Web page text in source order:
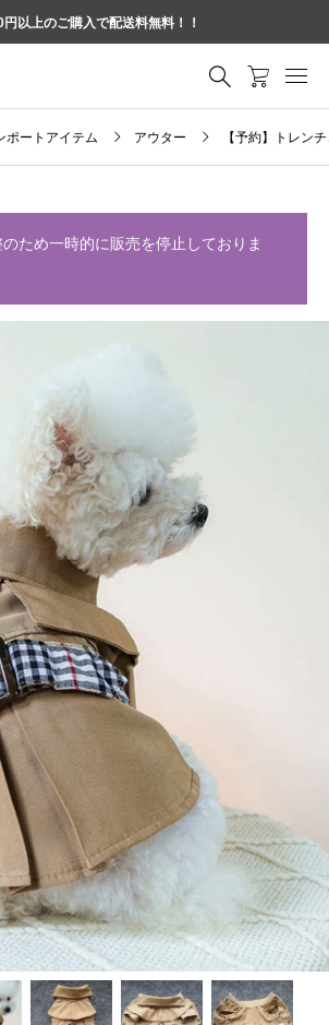
以上のご購入で配送料無料！！
ポートアイテム アウター 【予約】トレ
ため一時的に販売を停止しておりま